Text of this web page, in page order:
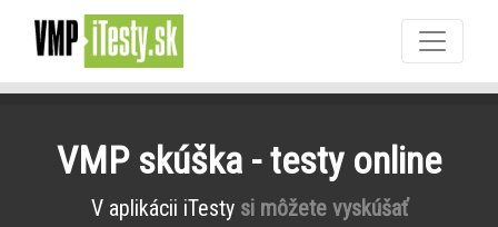
VMP skúška - testy online
V aplikácii iTesty si môžete vyskúšať